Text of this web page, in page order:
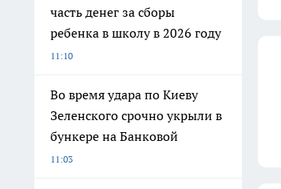
часть денег за сборы
ребенка в школу в 2026 году
11:10
Во время удара по Киеву
Зеленского срочно укрыли в
бункере на Банковой
11:03